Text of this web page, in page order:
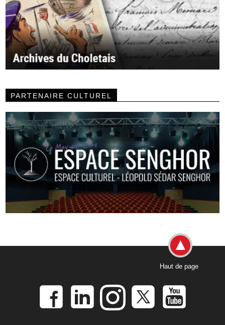
PARTENAIRE CULTUREL
Haut de page